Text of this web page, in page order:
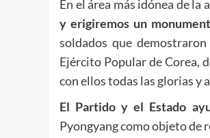
En el área más idónea de la
y erigiremos un
soldados que
Ejército Popular de Corea,
con ellos todas las glorias y
El Partido y el Estado
Pyongyang como objeto de